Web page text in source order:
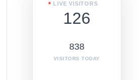
LIVE VISITORS
126
838
VISITORS TODAY